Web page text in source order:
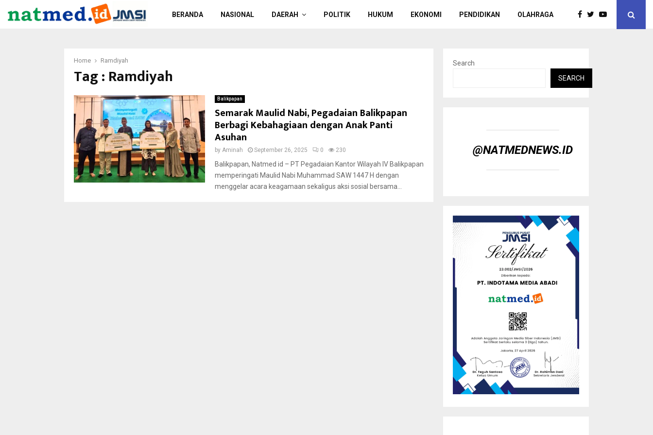
BERANDA NASIONAL DAERAH POLITIK HUKUM EKONOMI PENDIDIKAN OLAHRAGA
Home Ramdiyah
Tag : Ramdiyah
Balikpapan
Semarak Maulid Nabi, Pegadaian Balikpapan
Berbagi Kebahagiaan dengan Anak Panti
Asuhan
by Aminah September 26, 2025 0 230
Balikpapan, Natmed id – PT Pegadaian Kantor Wilayah IV Balikpapan
memperingati Maulid Nabi Muhammad SAW 1447 H dengan
menggelar acara keagamaan sekaligus aksi sosial bersama...
Search
SEARCH
@NATMEDNEWS.ID